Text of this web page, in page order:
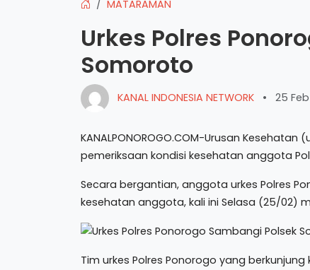
MATARAMAN
Urkes Polres
Somoroto
KANAL INDONESIA NETWORK • 25
KANALPONOROGO.COM-Urusan
pemeriksaan kondisi kesehatan anggota
Secara bergantian, anggota urkes Polres
kesehatan anggota, kali ini Selasa (25/02)
Tim urkes Polres Ponorogo yang